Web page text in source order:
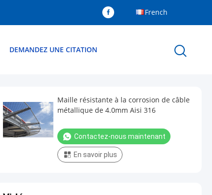
French
DEMANDEZ UNE CITATION
Maille résistante à la corrosion de câble
métallique de 4.0mm Aisi 316
Contactez-nous maintenant
En savoir plus